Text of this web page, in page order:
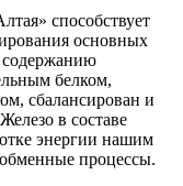
способствует
основных
содержанию
белком,
сбалансирован и
в составе
энергии нашим
процессы.